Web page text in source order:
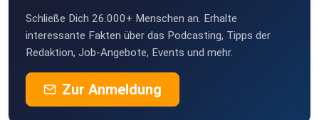
Schließe Dich 26.000+ Menschen an. Erhalte
interessante Fakten über das Podcasting, Tipps der
Redaktion, Job-Angebote, Events und mehr.
Zur Anmeldung